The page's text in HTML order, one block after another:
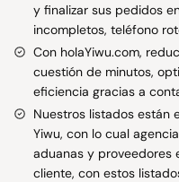
y finalizar sus pedidos
incompletos, teléfono
Con holaYiwu.com,
cuestión de minutos,
eficiencia gracias a
Nuestros listados están
Yiwu, con lo cual
aduanas y proveedores
cliente, con estos